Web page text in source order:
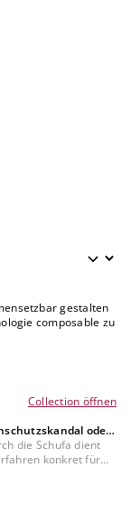
gestalten
composable zu
Collection öffnen
oder
die Schufa dient
konkret für